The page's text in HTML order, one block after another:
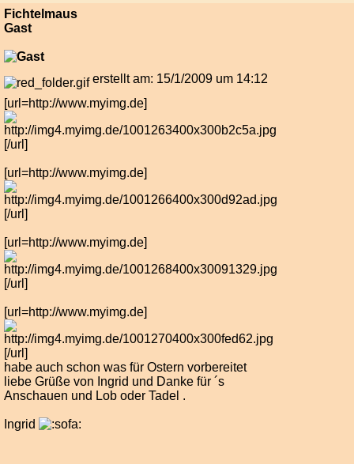
Fichtelmaus
Gast
erstellt am: 15/1/2009 um 14:12
[url=http://www.myimg.de]
[/url]
[url=http://www.myimg.de]
[/url]
[url=http://www.myimg.de]
[/url]
[url=http://www.myimg.de]
[/url]
habe auch schon was für Ostern vorbereitet
liebe Grüße von Ingrid und Danke für ´s
Anschauen und Lob oder Tadel .
Ingrid